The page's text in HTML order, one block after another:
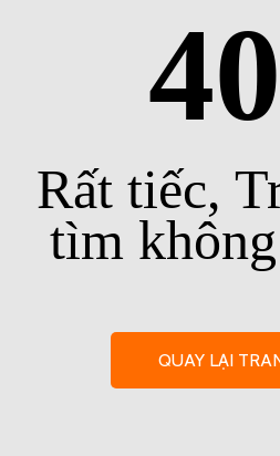
Rất tiếc,
tìm
QUAY LẠI